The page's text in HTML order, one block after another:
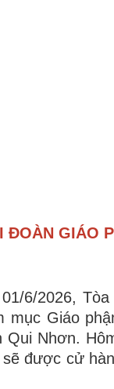
ĐOÀN GIÁO
6/2026, Tòa
mục Giáo
Nhơn.
sẽ được cử